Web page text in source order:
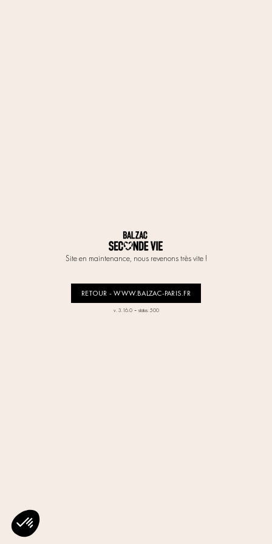
Site en maintenance, nous revenons très vite !
RETOUR - WWW.BALZAC-PARIS.FR
v. 3.16.0- status: 500